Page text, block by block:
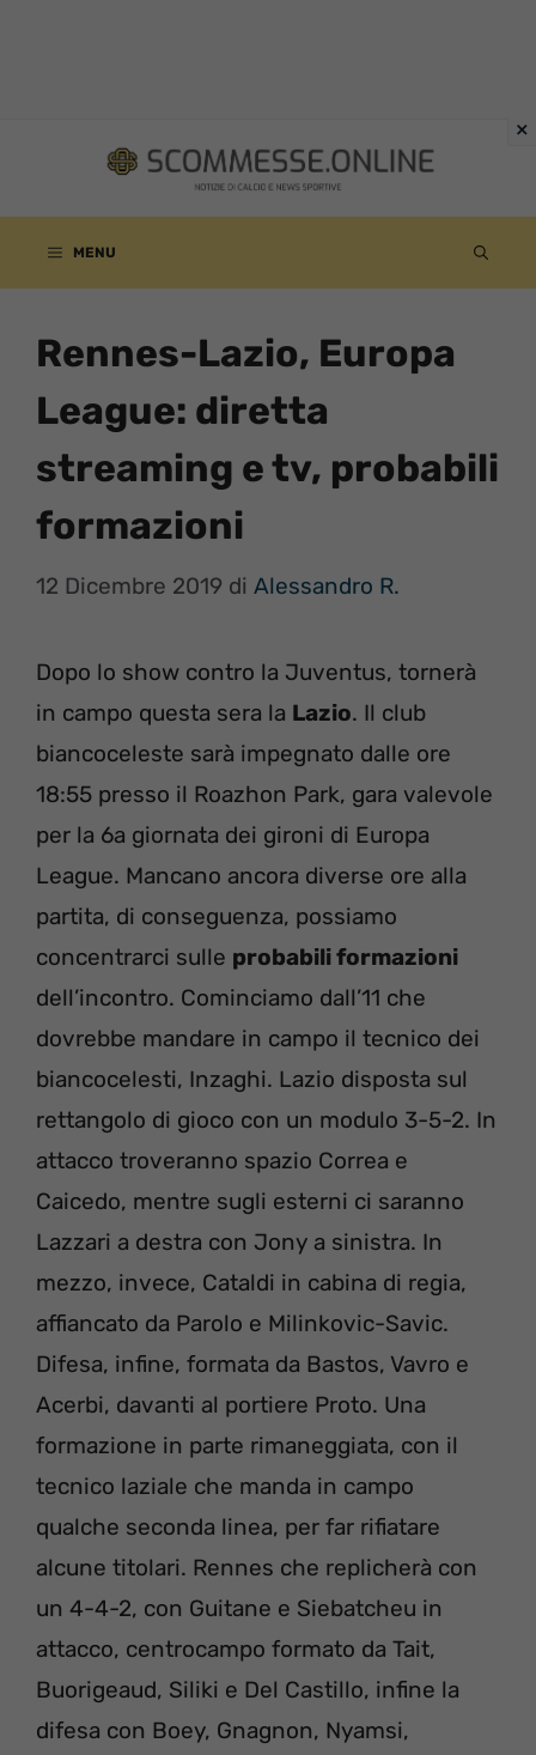
contenuto
MENU
Rennes-Lazio, Europa
League: diretta
streaming e tv, probabili
formazioni
12 Dicembre 2019 di Alessandro R.
Dopo lo show contro la Juventus, tornerà
in campo questa sera la Lazio. Il club
biancoceleste sarà impegnato dalle ore
18:55 presso il Roazhon Park, gara valevole
per la 6a giornata dei gironi di Europa
League. Mancano ancora diverse ore alla
partita, di conseguenza, possiamo
concentrarci sulle probabili formazioni
dell’incontro. Cominciamo dall’11 che
dovrebbe mandare in campo il tecnico dei
biancocelesti, Inzaghi. Lazio disposta sul
rettangolo di gioco con un modulo 3-5-2. In
attacco troveranno spazio Correa e
Caicedo, mentre sugli esterni ci saranno
Lazzari a destra con Jony a sinistra. In
mezzo, invece, Cataldi in cabina di regia,
affiancato da Parolo e Milinkovic-Savic.
Difesa, infine, formata da Bastos, Vavro e
Acerbi, davanti al portiere Proto. Una
formazione in parte rimaneggiata, con il
tecnico laziale che manda in campo
qualche seconda linea, per far rifiatare
alcune titolari. Rennes che replicherà con
un 4-4-2, con Guitane e Siebatcheu in
attacco, centrocampo formato da Tait,
Buorigeaud, Siliki e Del Castillo, infine la
difesa con Boey, Gnagnon, Nyamsi,